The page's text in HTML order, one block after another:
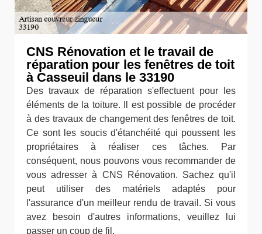
CNS Rénovation et le travail de
réparation pour les fenêtres de toit
à Casseuil dans le 33190
Des travaux de réparation s'effectuent pour les
éléments de la toiture. Il est possible de procéder
à des travaux de changement des fenêtres de toit.
Ce sont les soucis d'étanchéité qui poussent les
propriétaires à réaliser ces tâches. Par
conséquent, nous pouvons vous recommander de
vous adresser à CNS Rénovation. Sachez qu'il
peut utiliser des matériels adaptés pour
l'assurance d'un meilleur rendu de travail. Si vous
avez besoin d'autres informations, veuillez lui
passer un coup de fil.